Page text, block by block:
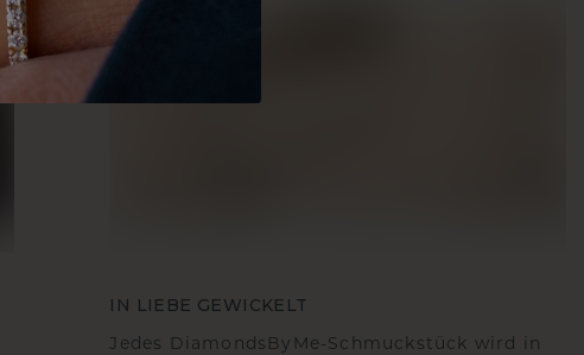
IN LIEBE GEWICKELT
Jedes DiamondsByMe-Schmuckstück wird in